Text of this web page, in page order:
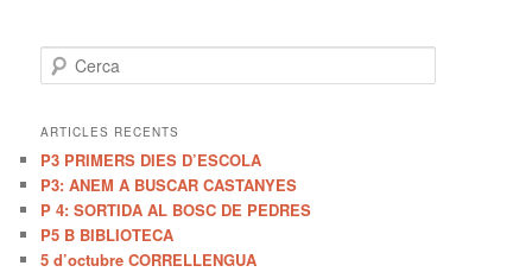
e
c
ARTICLES RECENTS
P3 PRIMERS DIES D’ESCOLA
P3: ANEM A BUSCAR CASTANYES
P 4: SORTIDA AL BOSC DE PEDRES
P5 B BIBLIOTECA
5 d’octubre CORRELLENGUA